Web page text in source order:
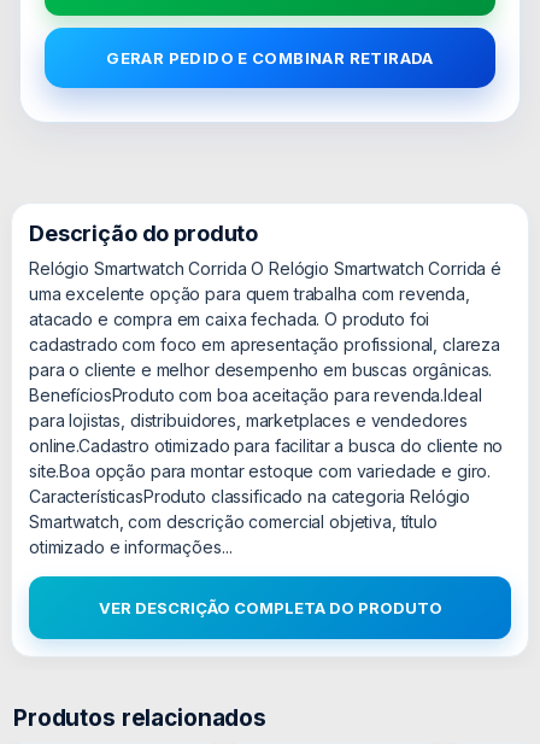
GERAR PEDIDO E COMBINAR RETIRADA
Descrição do produto
Relógio Smartwatch Corrida O Relógio Smartwatch Corrida é
uma excelente opção para quem trabalha com revenda,
atacado e compra em caixa fechada. O produto foi
cadastrado com foco em apresentação profissional, clareza
para o cliente e melhor desempenho em buscas orgânicas.
BenefíciosProduto com boa aceitação para revenda.Ideal
para lojistas, distribuidores, marketplaces e vendedores
online.Cadastro otimizado para facilitar a busca do cliente no
site.Boa opção para montar estoque com variedade e giro.
CaracterísticasProduto classificado na categoria Relógio
Smartwatch, com descrição comercial objetiva, título
otimizado e informações...
VER DESCRIÇÃO COMPLETA DO PRODUTO
Produtos relacionados